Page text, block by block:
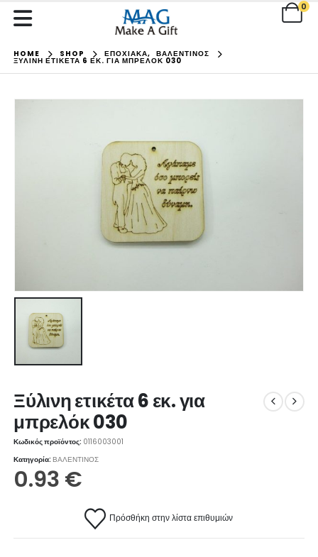
0
HOME SHOP ΕΠΟΧΙΑΚΑ, ΒΑΛΕΝΤΙΝΟΣ
ΞΎΛΙΝΗ ΕΤΙΚΈΤΑ 6 ΕΚ. ΓΙΑ ΜΠΡΕΛΌΚ 030
Ξύλινη ετικέτα 6 εκ. για
μπρελόκ 030
Κωδικός προϊόντος: 0116003001
Κατηγορία:ΒΑΛΕΝΤΙΝΟΣ
0.93 €
Πρόσθήκη στην λίστα επιθυμιών